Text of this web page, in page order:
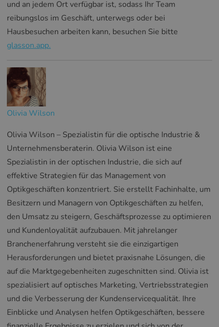
und an jedem Ort verfügbar ist, sodass Ihr Team
reibungslos im Geschäft, unterwegs oder bei
Hausbesuchen arbeiten kann, besuchen Sie bitte
glasson.app.
Olivia Wilson
Olivia Wilson – Spezialistin für die optische Industrie &
Unternehmensberaterin. Olivia Wilson ist eine
Spezialistin in der optischen Industrie, die sich auf
effektive Strategien für das Management von
Optikgeschäften konzentriert. Sie erstellt Fachinhalte, um
Besitzern und Managern von Optikgeschäften zu helfen,
den Umsatz zu steigern, Geschäftsprozesse zu optimieren
und Kundenloyalität aufzubauen. Mit jahrelanger
Branchenerfahrung versteht sie die einzigartigen
Herausforderungen und bietet praxisnahe Lösungen, die
auf die Marktgegebenheiten zugeschnitten sind. Olivia ist
spezialisiert auf optisches Marketing, Vertriebsstrategien
und die Verbesserung der Kundenservicequalität. Ihre
Einblicke und Analysen helfen Optikgeschäften, bessere